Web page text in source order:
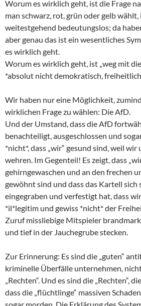
Worum es wirklich geht, ist die Frage
man schwarz, rot, grün oder gelb
weitestgehend bedeutungslos; da
aber genau das ist ein wesentliches
es wirklich geht.
Worum es wirklich geht, ist „weg mit
*absolut nicht demokratisch,
Wir haben nur eine Möglichkeit,
wirklichen Frage zu wählen: Die AfD.
Und der Umstand, dass die AfD
benachteiligt, ausgeschlossen und
*nicht*, dass „wir“ gesund sind, weil wir
wehren. Im Gegenteil! Es zeigt, dass
gehirngewaschen und an den frechen
gewöhnt sind und dass das Kartell sich
eingegraben und verfestigt hat, dass
*il*legitim und gewiss *nicht* der
Zuruf missliebige Mitspieler
und tief in der Jauchegrube stecken.
Zur Erinnerung: Es sind die „guten“
kriminelle Überfälle unternehmen,
„Rechten“. Und es sind die „Rechten“,
dass die „flüchtlinge“ massiven